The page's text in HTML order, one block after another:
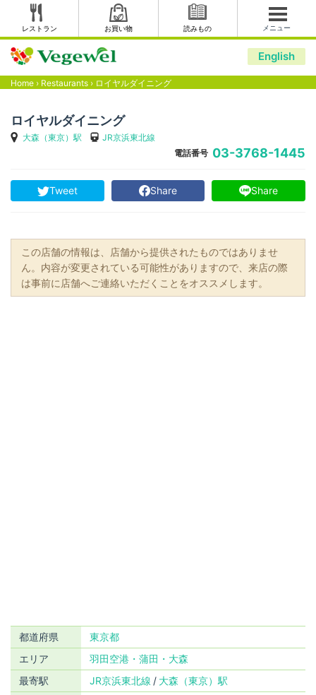
レストラン お買い物 読みもの メニュー
English
Home › Restaurants › ロイヤルダイニング
ロイヤルダイニング
大森（東京）駅
JR京浜東北線
電話番号 03-3768-1445
Tweet Share Share
この店舗の情報は、店舗から提供されたものではありませ
ん。内容が変更されている可能性がありますので、来店の際
は事前に店舗へご連絡いただくことをオススメします。
都道府県
東京都
エリア
羽田空港・蒲田・大森
最寄駅
JR京浜東北線
大森（東京）駅